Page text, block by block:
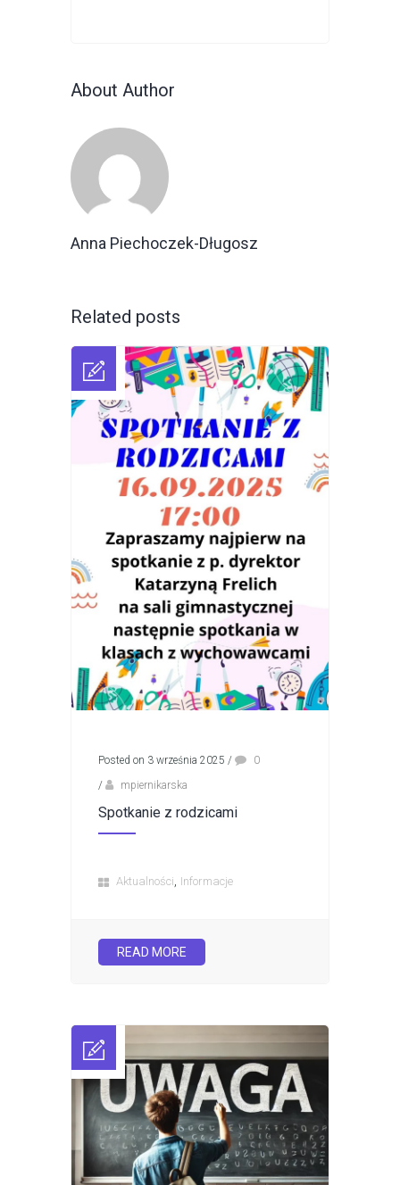
About Author
Anna Piechoczek-Długosz
Related posts
Posted on 3 września 2025 /
0
/
mpiernikarska
Spotkanie z rodzicami
Aktualności Informacje
READ MORE